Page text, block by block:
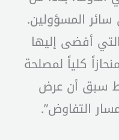
المسؤولين.
أفضى إليها
كلياً لمصلحة
سبق أن عرض
التفاوض”.